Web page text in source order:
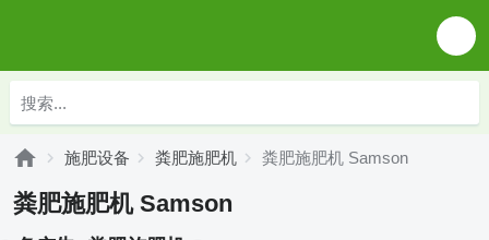
施肥设备 粪肥施肥机 粪肥施肥机 Samson
粪肥施肥机 Samson